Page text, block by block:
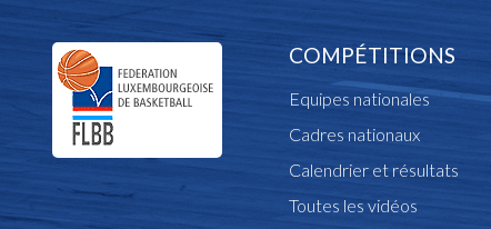
COMPÉTITIONS
Equipes nationales
Cadres nationaux
Calendrier et résultats
Toutes les vidéos